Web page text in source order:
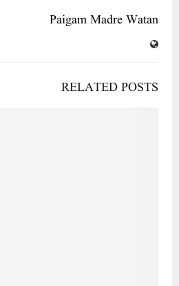
Paigam Madre Watan
RELATED POSTS